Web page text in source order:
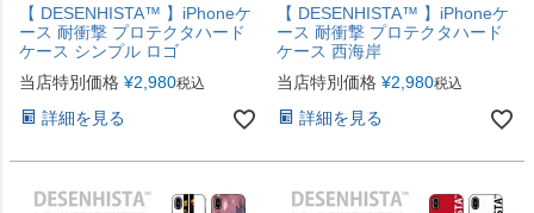
【 DESENHISTA™ 】iPhoneケ
ース 耐衝撃 プロテクタハード
ケース シンプル ロゴ
当店特別価格 ¥2,980税込
詳細を見る
【 DESENHISTA™ 】iPhoneケ
ース 耐衝撃 プロテクタハード
ケース 西海岸
当店特別価格 ¥2,980税込
詳細を見る